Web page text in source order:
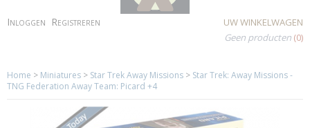
Inloggen Registreren
UW WINKELWAGEN
Geen producten (0)
Home > Miniatures > Star Trek Away Missions > Star Trek: Away Missions -
TNG Federation Away Team: Picard +4